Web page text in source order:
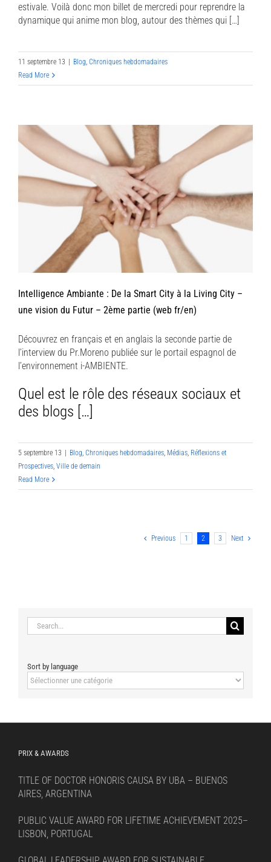
estivale. Voilà donc mon billet de mercredi pour reprendre la
dynamique qui anime mon blog, autour des thèmes qui […]
11 septembre 13 | Blog Chroniques hebdomadaires
Read More
Intelligence Ambiante : De la Smart City à la Living City –
une vision du Futur – 2ème partie (web fr/en)
Découvrez en français et en anglais la seconde partie de
l’interview du Pr.Moreno publiée sur le portail espagnol de
l’environnement i-AMBIENTE.
Quel est le rôle des réseaux sociaux et
des blogs […]
5 septembre 13 Blog, Chroniques hebdomadaires, Médias, Réflexions et
Prospectives, Ville de demain
Read More
Previous 1 2 3 Next
Search
for:
Sort by language
Sort
by
PRIX & AWARDS
TITLE OF DOCTOR HONORIS CAUSA BY UBA – BUENOS
AIRES, ARGENTINA
PUBLIC VALUE AWARD FOR LIFETIME ACHIEVEMENT 2025–
LISBON, PORTUGAL